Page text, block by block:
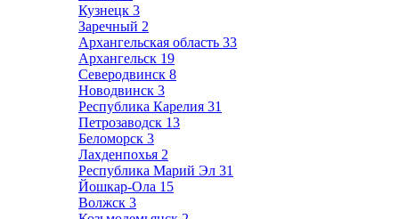
Кузнецк 3
Заречный 2
Архангельская область 33
Архангельск 19
Северодвинск 8
Новодвинск 3
Республика Карелия 31
Петрозаводск 13
Беломорск 3
Лахденпохья 2
Республика Марий Эл 31
Йошкар-Ола 15
Волжск 3